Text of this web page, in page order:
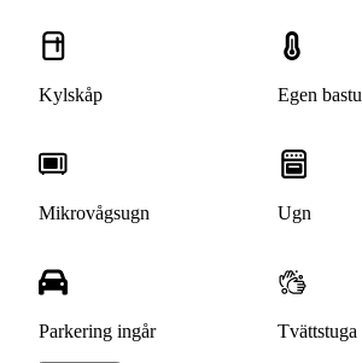
Kylskåp Egen bastu
Mikrovågsugn Ugn
Parkering ingår Tvättstuga